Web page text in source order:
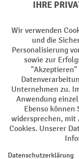
Sprachen
DE FR
AGB Impressum
Alle Preise exkl.
Nachnahmegebühren,